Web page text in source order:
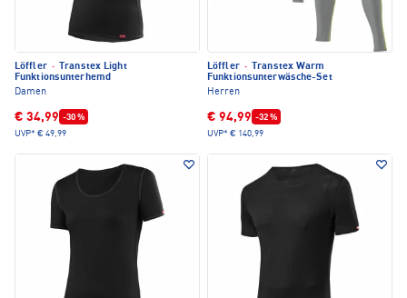
Löffler ·
Transtex Light
Funktionsunterhemd
Damen
€ 34,99 -30 %
UVP* € 49,99
Löffler ·
Transtex Warm
Funktionsunterwäsche-Set
Herren
€ 94,99 -32 %
UVP* € 140,99